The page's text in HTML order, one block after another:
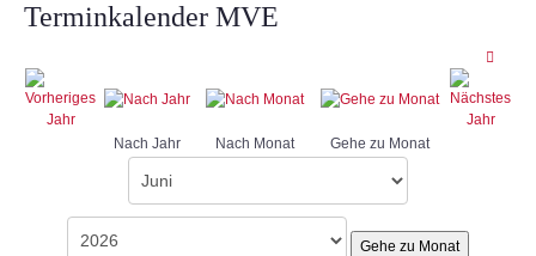
Terminkalender MVE
Nach Jahr Nach Monat Gehe zu Monat
Gehe zu Monat